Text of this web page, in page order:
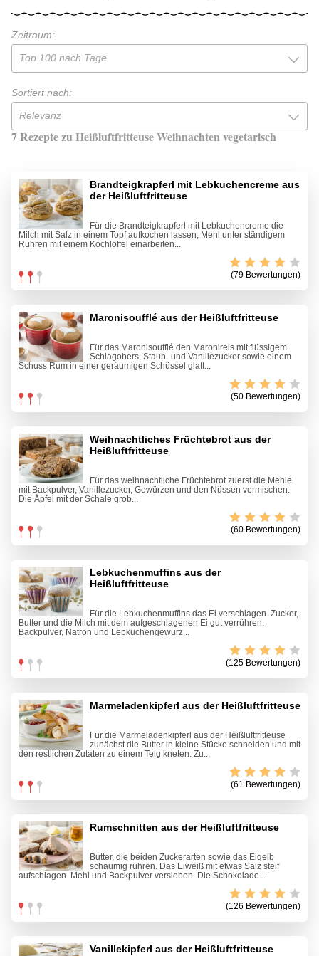
Zeitraum:
Top 100 nach Tage
Sortiert nach:
Relevanz
7 Rezepte zu Heißluftfritteuse Weihnachten vegetarisch
Brandteigkrapferl mit Lebkuchencreme aus
der Heißluftfritteuse
Für die Brandteigkrapferl mit Lebkuchencreme die
Milch mit Salz in einem Topf aufkochen lassen, Mehl unter ständigem
Rühren mit einem Kochlöffel einarbeiten...
(79 Bewertungen)
Maronisoufflé aus der Heißluftfritteuse
Für das Maronisoufflé den Maronireis mit flüssigem
Schlagobers, Staub- und Vanillezucker sowie einem
Schuss Rum in einer geräumigen Schüssel glatt...
(50 Bewertungen)
Weihnachtliches Früchtebrot aus der
Heißluftfritteuse
Für das weihnachtliche Früchtebrot zuerst die Mehle
mit Backpulver, Vanillezucker, Gewürzen und den Nüssen vermischen.
Die Äpfel mit der Schale grob...
(60 Bewertungen)
Lebkuchenmuffins aus der
Heißluftfritteuse
Für die Lebkuchenmuffins das Ei verschlagen. Zucker,
Butter und die Milch mit dem aufgeschlagenen Ei gut verrühren.
Backpulver, Natron und Lebkuchengewürz...
(125 Bewertungen)
Marmeladenkipferl aus der Heißluftfritteuse
Für die Marmeladenkipferl aus der Heißluftfritteuse
zunächst die Butter in kleine Stücke schneiden und mit
den restlichen Zutaten zu einem Teig kneten. Zu...
(61 Bewertungen)
Rumschnitten aus der Heißluftfritteuse
Butter, die beiden Zuckerarten sowie das Eigelb
schaumig rühren. Das Eiweiß mit etwas Salz steif
aufschlagen. Mehl und Backpulver versieben. Die Schokolade...
(126 Bewertungen)
Vanillekipferl aus der Heißluftfritteuse